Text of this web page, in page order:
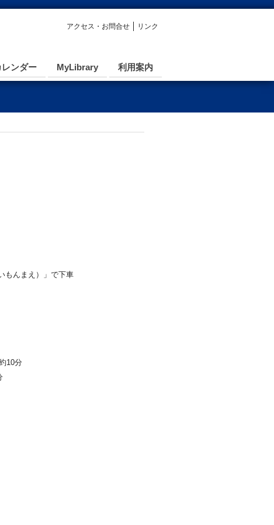
レンダー MyLibrary 利用案内
アクセス・お問合せ リンク
もんまえ）」で下車
10分